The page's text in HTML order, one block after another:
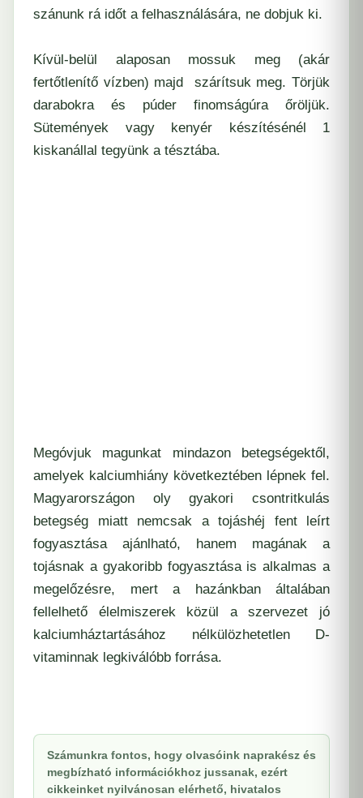
szánunk rá időt a felhasználására, ne dobjuk ki.
Kívül-belül alaposan mossuk meg (akár
fertőtlenítő vízben) majd szárítsuk meg. Törjük
darabokra és púder finomságúra őröljük.
Sütemények vagy kenyér készítésénél 1
kiskanállal tegyünk a tésztába.
Megóvjuk magunkat mindazon betegségektől,
amelyek kalciumhiány következtében lépnek fel.
Magyarországon oly gyakori csontritkulás
betegség miatt nemcsak a tojáshéj fent leírt
fogyasztása ajánlható, hanem magának a
tojásnak a gyakoribb fogyasztása is alkalmas a
megelőzésre, mert a hazánkban általában
fellelhető élelmiszerek közül a szervezet jó
kalciumháztartásához nélkülözhetetlen D-
vitaminnak legkiválóbb forrása.
Számunkra fontos, hogy olvasóink naprakész és
megbízható információkhoz jussanak, ezért
cikkeinket nyilvánosan elérhető, hivatalos